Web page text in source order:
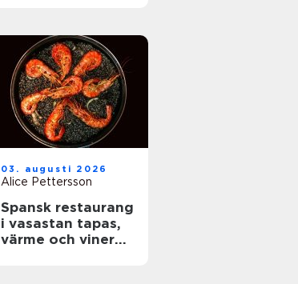
03. augusti 2026
Alice Pettersson
Spansk restaurang
i vasastan tapas,
värme och viner